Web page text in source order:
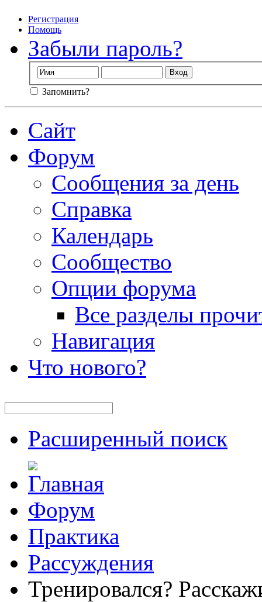
Регистрация
Помощь
Забыли пароль?
Запомнить?
Сайт
Форум
Сообщения за день
Справка
Календарь
Сообщество
Опции форума
Все разделы
Навигация
Что нового?
Расширенный поиск
Форум
Практика
Рассуждения
Тренировался?